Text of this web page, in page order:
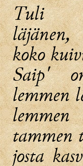
Tuli
läjänen,
koko
Saip'
lemmen
tammen
josta